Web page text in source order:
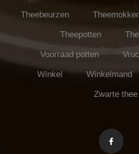
Theebeurzen
Theepotten
Voorraad potten
Winkel Winkelmand
Zwarte thee